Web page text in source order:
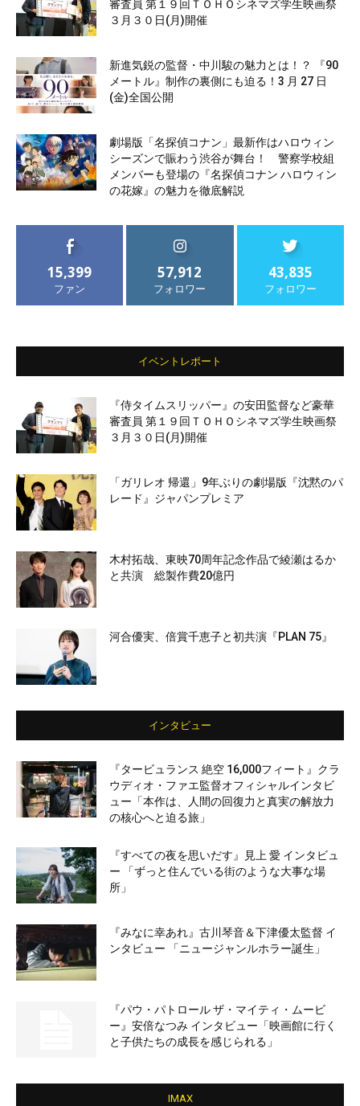
審査員 第１９回ＴＯＨＯシネマズ学生映画祭
３月３０日(月)開催
新進気鋭の監督・中川駿の魅力とは！？ 『90
メートル』制作の裏側にも迫る！3 月 27 日
(金)全国公開
劇場版「名探偵コナン」最新作はハロウィン
シーズンで賑わう渋谷が舞台！ 警察学校組
メンバーも登場の『名探偵コナン ハロウィン
の花嫁』の魅力を徹底解説
15,399
ファン
57,912
フォロワー
43,835
フォロワー
イベントレポート
『侍タイムスリッパー』の安田監督など豪華
審査員 第１９回ＴＯＨＯシネマズ学生映画祭
３月３０日(月)開催
「ガリレオ 帰還」9年ぶりの劇場版『沈黙のパ
レード』ジャパンプレミア
木村拓哉、東映70周年記念作品で綾瀬はるか
と共演 総製作費20億円
河合優実、倍賞千恵子と初共演『PLAN 75』
インタビュー
『タービュランス 絶空 16,000フィート』クラ
ウディオ・ファエ監督オフィシャルインタビ
ュー「本作は、人間の回復力と真実の解放力
の核心へと迫る旅」
『すべての夜を思いだす』見上 愛 インタビュ
ー 「ずっと住んでいる街のような大事な場
所」
『みなに幸あれ』古川琴音＆下津優太監督 イ
ンタビュー 「ニュージャンルホラー誕生」
『パウ・パトロール ザ・マイティ・ムービ
ー』安倍なつみ インタビュー「映画館に行く
と子供たちの成長を感じられる」
IMAX